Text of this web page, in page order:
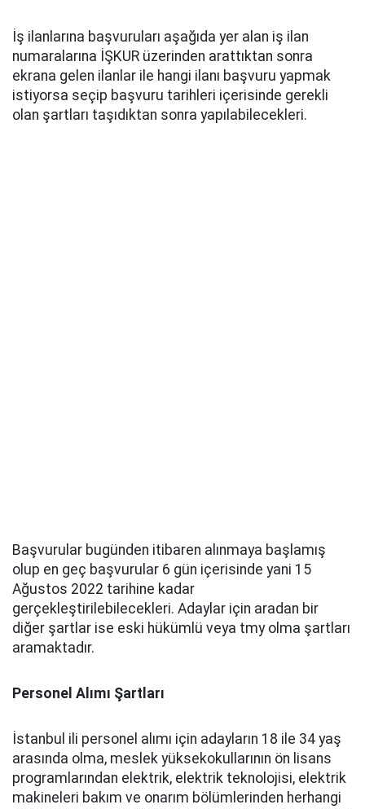
İş ilanlarına başvuruları aşağıda yer alan iş ilan
numaralarına İŞKUR üzerinden arattıktan sonra
ekrana gelen ilanlar ile hangi ilanı başvuru yapmak
istiyorsa seçip başvuru tarihleri içerisinde gerekli
olan şartları taşıdıktan sonra yapılabilecekleri.
Başvurular bugünden itibaren alınmaya başlamış
olup en geç başvurular 6 gün içerisinde yani 15
Ağustos 2022 tarihine kadar
gerçekleştirilebilecekleri. Adaylar için aradan bir
diğer şartlar ise eski hükümlü veya tmy olma şartları
aramaktadır.
Personel Alımı Şartları
İstanbul ili personel alımı için adayların 18 ile 34 yaş
arasında olma, meslek yüksekokullarının ön lisans
programlarından elektrik, elektrik teknolojisi, elektrik
makineleri bakım ve onarım bölümlerinden herhangi